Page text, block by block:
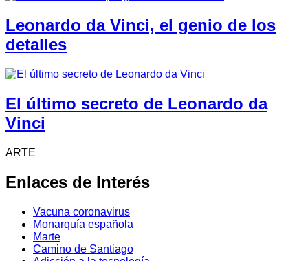
Leonardo da Vinci, el genio de los
detalles
El último secreto de Leonardo da
Vinci
ARTE
Enlaces de Interés
Vacuna coronavirus
Monarquía española
Marte
Camino de Santiago